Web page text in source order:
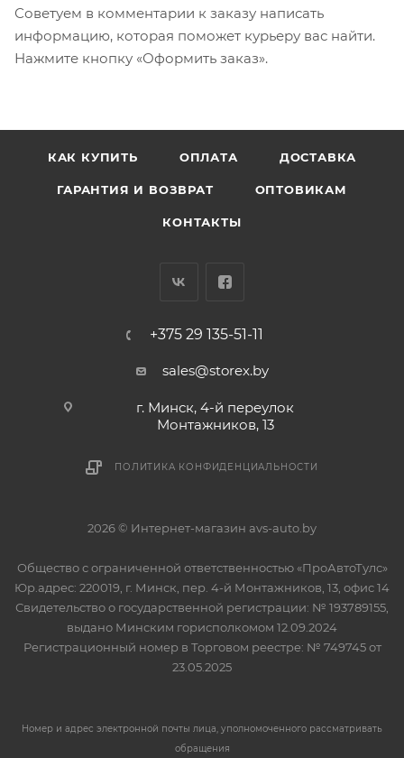
Советуем в комментарии к заказу написать
информацию, которая поможет курьеру вас найти.
Нажмите кнопку «Оформить заказ».
КАК КУПИТЬ ОПЛАТА ДОСТАВКА
ГАРАНТИЯ И ВОЗВРАТ ОПТОВИКАМ
КОНТАКТЫ
+375 29 135-51-11
sales@storex.by
г. Минск, 4-й переулок
Монтажников, 13
ПОЛИТИКА КОНФИДЕНЦИАЛЬНОСТИ
2026 © Интернет-магазин avs-auto.by
Общество с ограниченной ответственностью «ПроАвтоТулс»
Юр.адрес: 220019, г. Минск, пер. 4-й Монтажников, 13, офис 14
Свидетельство о государственной регистрации: № 193789155,
выдано Минским горисполкомом 12.09.2024
Регистрационный номер в Торговом реестре: № 749745 от
23.05.2025
Номер и адрес электронной почты лица, уполномоченного рассматривать
обращения